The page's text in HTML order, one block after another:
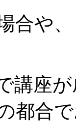
合や
講座
都合